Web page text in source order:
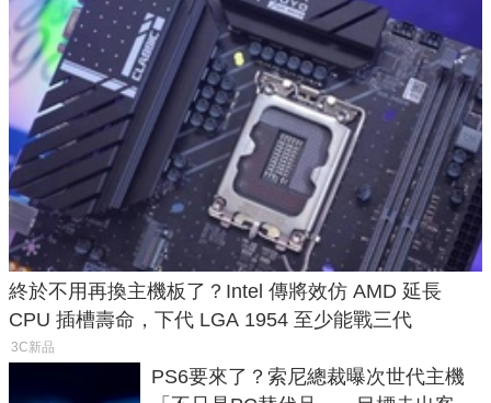
終於不用再換主機板了？Intel 傳將效仿 AMD 延長
CPU 插槽壽命，下代 LGA 1954 至少能戰三代
3C新品
PS6要來了？索尼總裁曝次世代主機